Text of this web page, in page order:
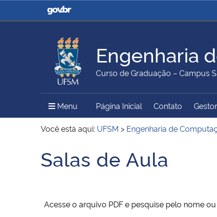
Casa Civil
Ministério da Justiça e
Ministério da Agricultura,
Pecuária e Abastecimento
Ministério da Educação
Ministério do Meio Ambiente Ministério do Turismo
Secretaria de Governo
Gabinete de Segurança
Engenharia
Curso de Graduação – Campus
Menu Menu Principal do Sítio
Página Inicial Contato
Você está aqui: UFSM > Engenharia de
Início do conteúdo
Salas de Aula
Acesse o arquivo PDF e pesquise pelo nome